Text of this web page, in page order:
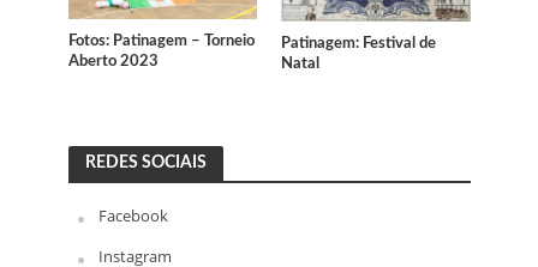
Fotos: Patinagem – Torneio
Aberto 2023
Patinagem: Festival de
Natal
REDES SOCIAIS
Facebook
Instagram